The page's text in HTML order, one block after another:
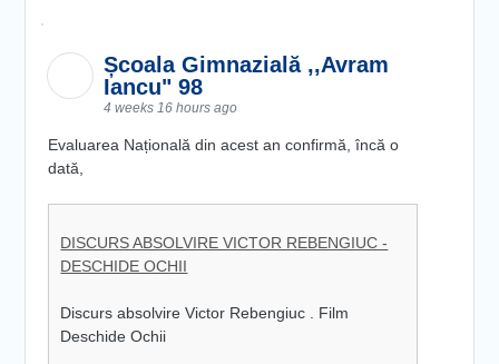
Școala Gimnazială ,,Avram
Iancu" 98
4 weeks 16 hours ago
Evaluarea Națională din acest an confirmă, încă o
dată,
DISCURS ABSOLVIRE VICTOR REBENGIUC -
DESCHIDE OCHII
Discurs absolvire Victor Rebengiuc . Film
Deschide Ochii